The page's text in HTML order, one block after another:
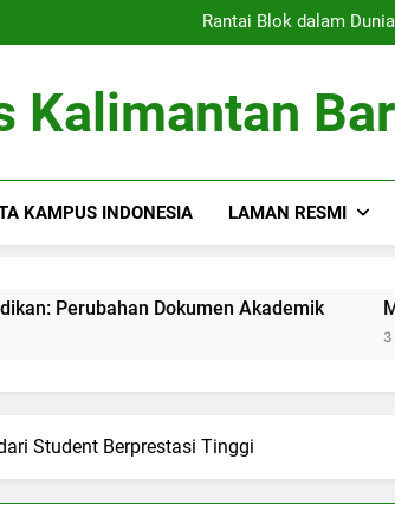
Rantai Blok dalam
Membangun
Rantai Blok dalam
Membangun
Kalimantan
KAMPUS INDONESIA LAMAN RESMI
Dokumen Akademik Membangun
Student Berprestasi Tinggi